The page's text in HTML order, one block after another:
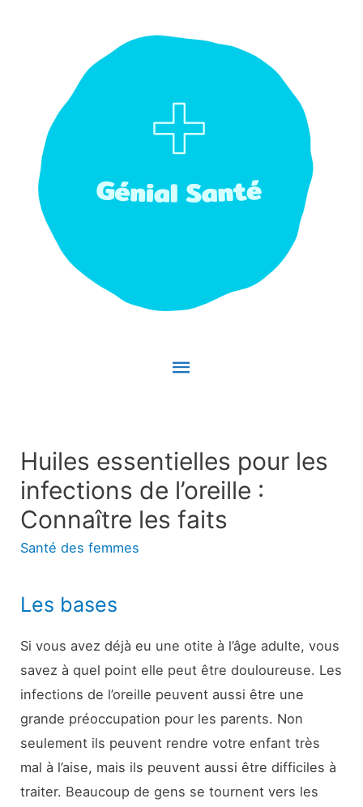
Menu
Huiles essentielles pour les
infections de l’oreille :
Connaître les faits
Santé des femmes
Les bases
Si vous avez déjà eu une otite à l’âge adulte, vous
savez à quel point elle peut être douloureuse. Les
infections de l’oreille peuvent aussi être une
grande préoccupation pour les parents. Non
seulement ils peuvent rendre votre enfant très
mal à l’aise, mais ils peuvent aussi être difficiles à
traiter. Beaucoup de gens se tournent vers les